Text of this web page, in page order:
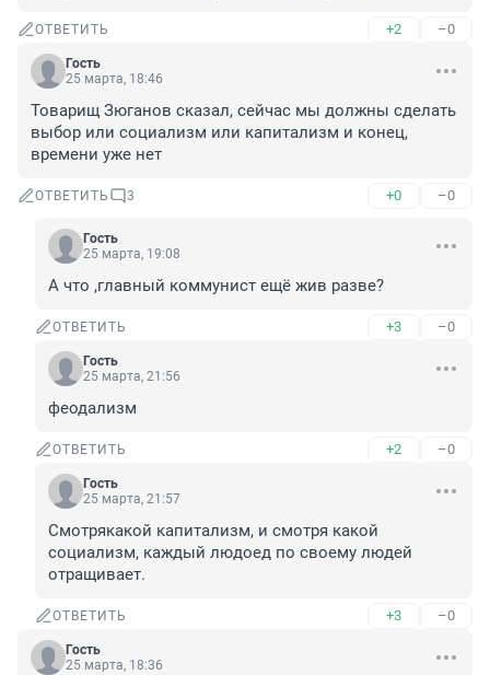
ОТВЕТИТЬ +2 –0
Гость
25 марта, 18:46
Товарищ Зюганов сказал, сейчас мы должны сделать
выбор или социализм или капитализм и конец,
времени уже нет
ОТВЕТИТЬ 3 +0 –0
Гость
25 марта, 19:08
А что ,главный коммунист ещё жив разве?
ОТВЕТИТЬ +3 –0
Гость
25 марта, 21:56
феодализм
ОТВЕТИТЬ +2 –0
Гость
25 марта, 21:57
Смотрякакой капитализм, и смотря какой
социализм, каждый людоед по своему людей
отращивает.
ОТВЕТИТЬ +3 –0
Гость
25 марта, 18:36